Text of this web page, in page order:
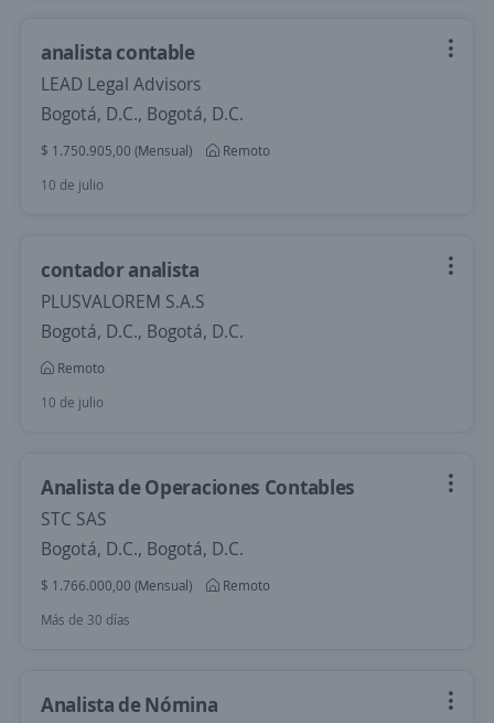
analista contable
LEAD Legal Advisors
Bogotá, D.C., Bogotá, D.C.
$ 1.750.905,00 (Mensual)
Remoto
10 de julio
contador analista
PLUSVALOREM S.A.S
Bogotá, D.C., Bogotá, D.C.
Remoto
10 de julio
Analista de Operaciones Contables
STC SAS
Bogotá, D.C., Bogotá, D.C.
$ 1.766.000,00 (Mensual)
Remoto
Más de 30 días
Analista de Nómina